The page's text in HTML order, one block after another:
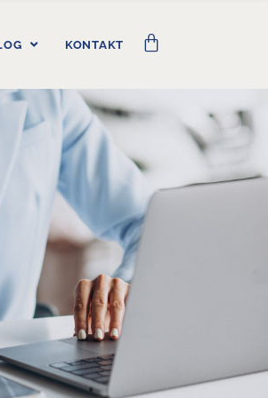
KONTAKT